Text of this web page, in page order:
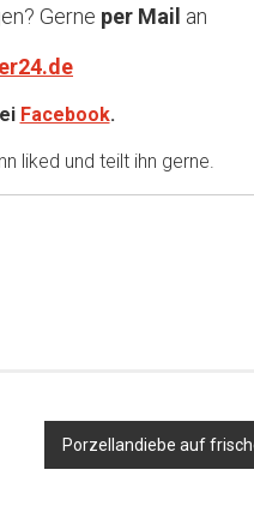
Gerne per Mail an
Facebook.
liked und teilt ihn gerne.
Porzellandiebe auf